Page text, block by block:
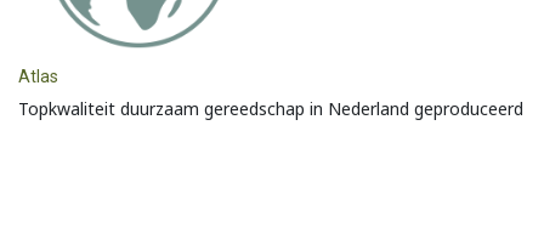
Atlas
Topkwaliteit duurzaam gereedschap in Nederland geproduceerd